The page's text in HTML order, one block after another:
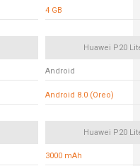
4 GB
Huawei P20
Android
Android 8.0 (Oreo)
Huawei P20
3000 mAh